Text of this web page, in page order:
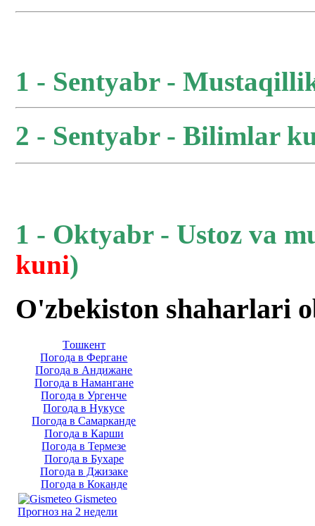
1 - Sentyabr -
2 - Sentyabr - Bilimlar
1 - Oktyabr - Ustoz va
kuni)
O'zbekiston shaharlari
Тoшкент
Погода в Фергане
Погода в Андижане
Погода в Намангане
Погода в Ургенче
Погода в Нукусе
Погода в Самарканде
Погода в Карши
Погода в Термезе
Погода в Бухаре
Погода в Джизаке
Погода в Коканде
Gismeteo
Прогноз на 2 недели